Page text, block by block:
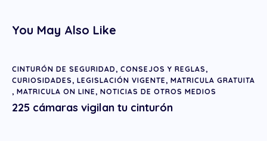
You May Also Like
CINTURÓN DE SEGURIDAD, CONSEJOS Y REGLAS,
CURIOSIDADES, LEGISLACIÓN VIGENTE, MATRICULA GRATUITA
, MATRICULA ON LINE, NOTICIAS DE OTROS MEDIOS
225 cámaras vigilan tu cinturón